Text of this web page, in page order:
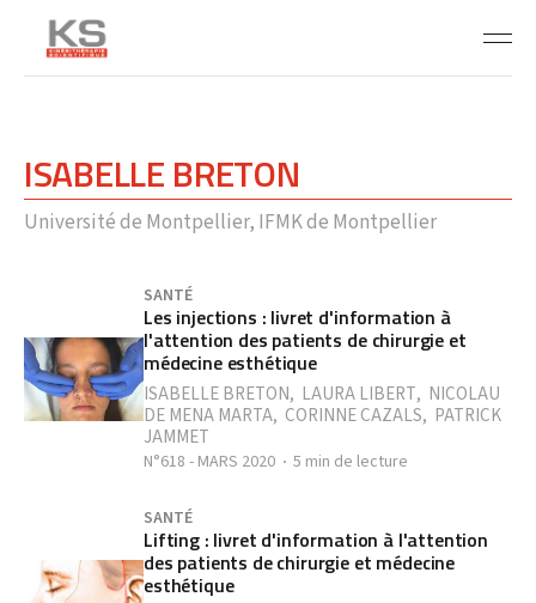
ISABELLE BRETON
Université de Montpellier, IFMK de Montpellier
SANTÉ
Les injections : livret d'information à
l'attention des patients de chirurgie et
médecine esthétique
ISABELLE BRETON, LAURA LIBERT, NICOLAU
DE MENA MARTA, CORINNE CAZALS, PATRICK
JAMMET
N°618 - MARS 2020 5 min de lecture
SANTÉ
Lifting : livret d'information à l'attention
des patients de chirurgie et médecine
esthétique